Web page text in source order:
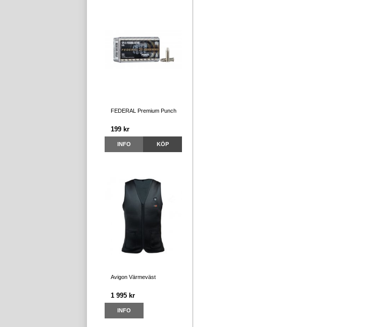
FEDERAL Premium Punch
199 kr
INFO KÖP
Avigon Värmeväst
1 995 kr
INFO